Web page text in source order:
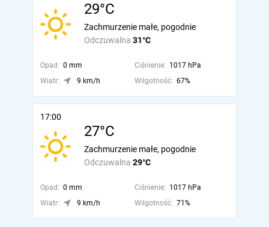
29°C
Odczuwalna 31°C
Zachmurzenie małe, pogodnie
Opad: 0 mm Ciśnienie: 1017 hPa
Wiatr:
9 km/h Wilgotność: 67%
17:00
27°C
Odczuwalna 29°C
Zachmurzenie małe, pogodnie
Opad: 0 mm Ciśnienie: 1017 hPa
Wiatr:
9 km/h Wilgotność: 71%